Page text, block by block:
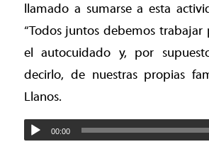
llamado a sumarse a esta
“Todos juntos debemos trabajar
el autocuidado y, por
decirlo, de nuestras propias
Llanos.
00:00